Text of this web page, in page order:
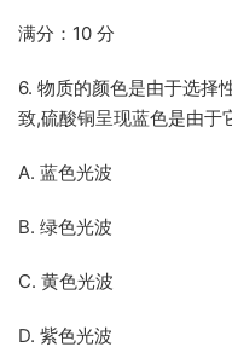
满分：10 分
6. 物质的颜色是由于选择
致,硫酸铜呈现蓝色是由于
A. 蓝色光波
B. 绿色光波
C. 黄色光波
D. 紫色光波